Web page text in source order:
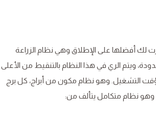
لك أفضلها على الإطلاق وهي نظام الزراعة
ويتم الري في هذا النظام بالتنقيط من الأعلى
التشغيل. وهو نظام مكون من أبراج، كل برج